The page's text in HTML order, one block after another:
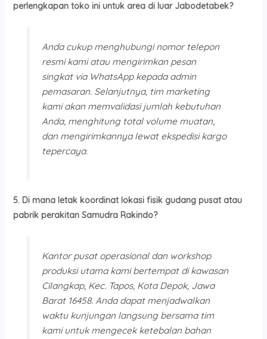
perlengkapan toko ini untuk area di luar Jabodetabek?
Anda cukup menghubungi nomor telepon
resmi kami atau mengirimkan pesan
singkat via WhatsApp kepada admin
pemasaran. Selanjutnya, tim marketing
kami akan memvalidasi jumlah kebutuhan
Anda, menghitung total volume muatan,
dan mengirimkannya lewat ekspedisi kargo
tepercaya.
5. Di mana letak koordinat lokasi fisik gudang pusat atau
pabrik perakitan Samudra Rakindo?
Kantor pusat operasional dan workshop
produksi utama kami bertempat di kawasan
Cilangkap, Kec. Tapos, Kota Depok, Jawa
Barat 16458. Anda dapat menjadwalkan
waktu kunjungan langsung bersama tim
kami untuk mengecek ketebalan bahan